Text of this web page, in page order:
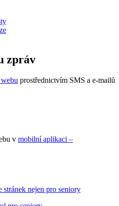
zpráv
prostřednictvím SMS a e-mailů
v mobilní aplikaci –
stránek nejen pro seniory